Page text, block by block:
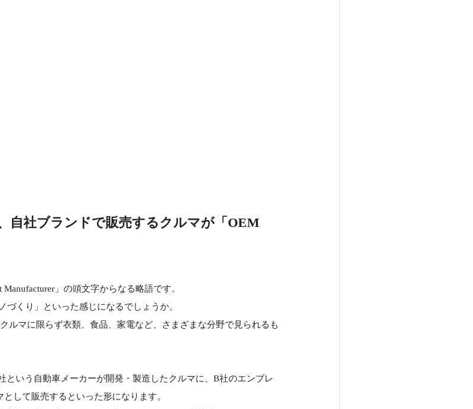
自社ブランドで販売するクルマが「OEM
」の頭文字からなる略語です。
づくり」といった感じになるでしょうか。
ルマに限らず衣類、食品、家電など、さまざまな分野で見られるも
という自動車メーカーが開発・製造したクルマに、B社のエンブレ
して販売するといった形になります。